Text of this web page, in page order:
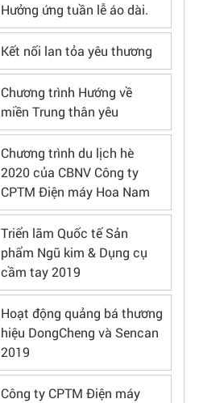
Hưởng ứng tuần lễ áo dài.
Kết nối lan tỏa yêu thương
Chương trình Hướng về
miền Trung thân yêu
Chương trình du lịch hè
2020 của CBNV Công ty
CPTM Điện máy Hoa Nam
Triển lãm Quốc tế Sản
phẩm Ngũ kim & Dụng cụ
cầm tay 2019
Hoạt động quảng bá thương
hiệu DongCheng và Sencan
2019
Công ty CPTM Điện máy